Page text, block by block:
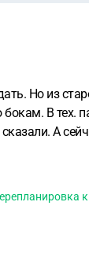
Но из
В
А